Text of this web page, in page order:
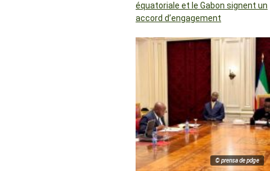
équatoriale et le Gabon signent un
accord d’engagement
© prensa de pdge